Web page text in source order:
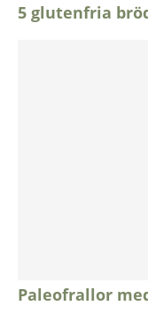
5 glutenfria
Paleofrallor